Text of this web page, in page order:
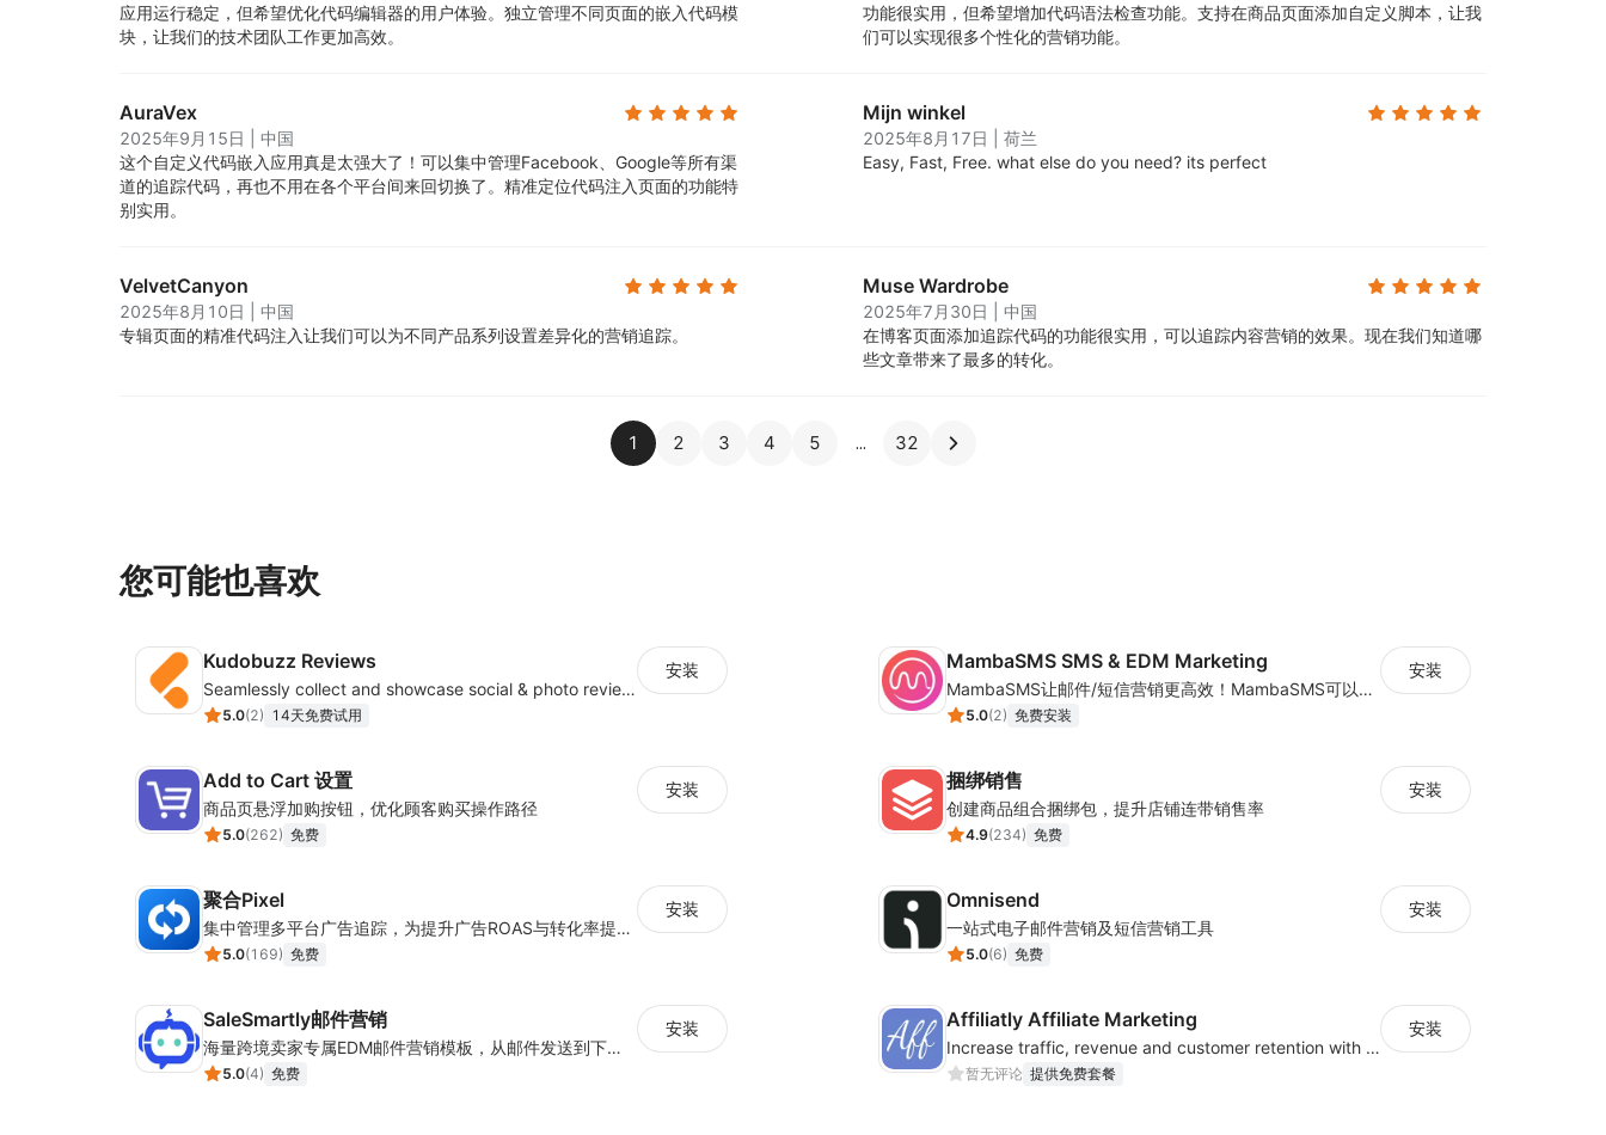
应用运行稳定，但希望优化代码编辑器的用户体验。独立管理不同页面的嵌入代码模
块，让我们的技术团队工作更加高效。
功能很实用，但希望增加代码语法检查功能。支持在商品页面添加自定义脚本，让我
们可以实现很多个性化的营销功能。
AuraVex
2025年9月15日
中国
这个自定义代码嵌入应用真是太强大了！可以集中管理Facebook、Google等所有渠
道的追踪代码，再也不用在各个平台间来回切换了。精准定位代码注入页面的功能特
别实用。
Mijn winkel
2025年8月17日
荷兰
Easy, Fast, Free. what else do you need? its perfect
VelvetCanyon
2025年8月10日
中国
专辑页面的精准代码注入让我们可以为不同产品系列设置差异化的营销追踪。
Muse Wardrobe
2025年7月30日
中国
在博客页面添加追踪代码的功能很实用，可以追踪内容营销的效果。现在我们知道哪
些文章带来了最多的转化。
1 2 3 4 5 32
您可能也喜欢
Kudobuzz Reviews
Seamlessly collect and showcase social & photo reviews to boost organic traffic
5.0(2) 14天免费试用
安装 MambaSMS SMS & EDM Marketing
MambaSMS让邮件/短信营销更高效！MambaSMS可以帮助商家通过邮件和短信即时联系客户。并通过自动化流程，提高弃单挽回效率。
5.0(2) 免费安装
安装
Add to Cart 设置
商品页悬浮加购按钮，优化顾客购买操作路径
5.0(262) 免费
安装 捆绑销售
创建商品组合捆绑包，提升店铺连带销售率
4.9(234) 免费
安装
聚合Pixel
集中管理多平台广告追踪，为提升广告ROAS与转化率提供数据基础
5.0(169) 免费
安装 Omnisend
一站式电子邮件营销及短信营销工具
5.0(6) 免费
安装
SaleSmartly邮件营销
海量跨境卖家专属EDM邮件营销模板，从邮件发送到下单全链路效果追踪，全生命周期触达用户触达。
5.0(4) 免费
安装 Affiliatly Affiliate Marketing
Increase traffic, revenue and customer retention with an affiliate program
暂无评论 提供免费套餐
安装